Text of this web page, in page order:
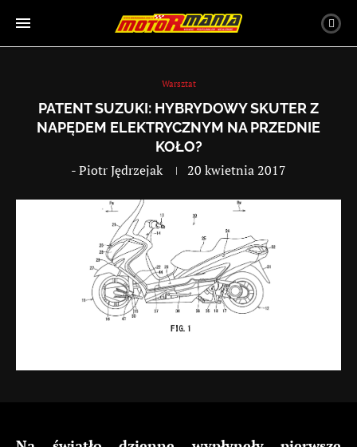
Warsztat
PATENT SUZUKI: HYBRYDOWY SKUTER Z
NAPĘDEM ELEKTRYCZNYM NA PRZEDNIE
KOŁO?
-Piotr Jędrzejak 20 kwietnia 2017